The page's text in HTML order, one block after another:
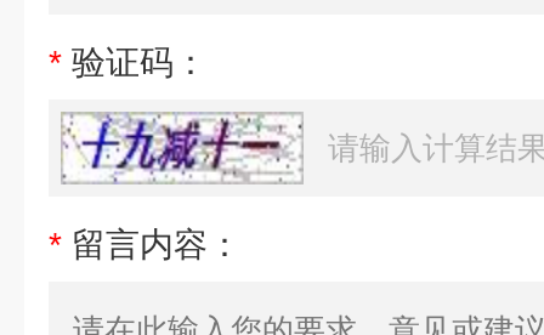
* 验证码：
* 留言内容：